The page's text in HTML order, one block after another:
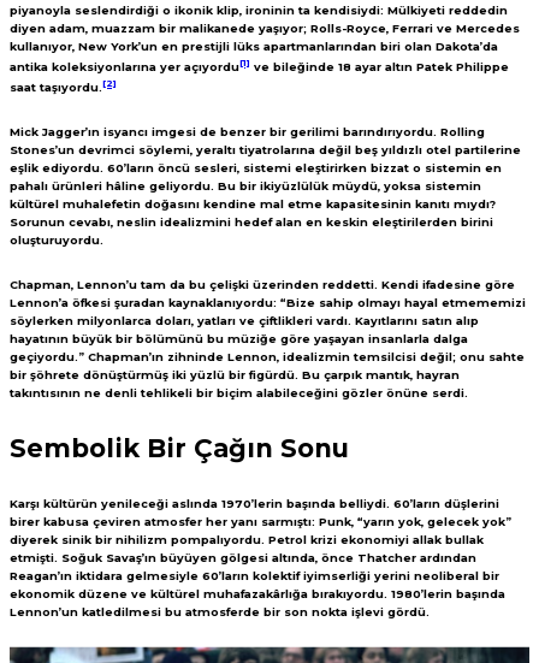
piyanoyla seslendirdiği o ikonik klip, ironinin ta kendisiydi: Mülkiyeti reddedin
diyen adam, muazzam bir malikanede yaşıyor; Rolls-Royce, Ferrari ve Mercedes
kullanıyor, New York’un en prestijli lüks apartmanlarından biri olan Dakota’da
antika koleksiyonlarına yer açıyordu[1] ve bileğinde 18 ayar altın Patek Philippe
saat taşıyordu.[2]
Mick Jagger’ın isyancı imgesi de benzer bir gerilimi barındırıyordu. Rolling
Stones’un devrimci söylemi, yeraltı tiyatrolarına değil beş yıldızlı otel partilerine
eşlik ediyordu. 60’ların öncü sesleri, sistemi eleştirirken bizzat o sistemin en
pahalı ürünleri hâline geliyordu. Bu bir ikiyüzlülük müydü, yoksa sistemin
kültürel muhalefetin doğasını kendine mal etme kapasitesinin kanıtı mıydı?
Sorunun cevabı, neslin idealizmini hedef alan en keskin eleştirilerden birini
oluşturuyordu.
Chapman, Lennon’u tam da bu çelişki üzerinden reddetti. Kendi ifadesine göre
Lennon’a öfkesi şuradan kaynaklanıyordu: “Bize sahip olmayı hayal etmememizi
söylerken milyonlarca doları, yatları ve çiftlikleri vardı. Kayıtlarını satın alıp
hayatının büyük bir bölümünü bu müziğe göre yaşayan insanlarla dalga
geçiyordu.” Chapman’ın zihninde Lennon, idealizmin temsilcisi değil; onu sahte
bir şöhrete dönüştürmüş iki yüzlü bir figürdü. Bu çarpık mantık, hayran
takıntısının ne denli tehlikeli bir biçim alabileceğini gözler önüne serdi.
Sembolik Bir Çağın Sonu
Karşı kültürün yenileceği aslında 1970’lerin başında belliydi. 60’ların düşlerini
birer kabusa çeviren atmosfer her yanı sarmıştı: Punk, “yarın yok, gelecek yok”
diyerek sinik bir nihilizm pompalıyordu. Petrol krizi ekonomiyi allak bullak
etmişti. Soğuk Savaş’ın büyüyen gölgesi altında, önce Thatcher ardından
Reagan’ın iktidara gelmesiyle 60’ların kolektif iyimserliği yerini neoliberal bir
ekonomik düzene ve kültürel muhafazakârlığa bırakıyordu. 1980’lerin başında
Lennon’un katledilmesi bu atmosferde bir son nokta işlevi gördü.